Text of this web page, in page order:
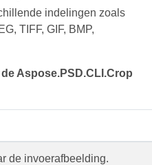
indelingen zoals
TIFF, GIF, BMP,
Aspose.PSD.CLI.Crop
de invoerafbeelding.